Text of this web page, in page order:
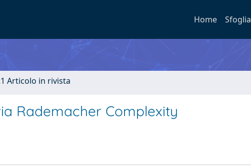
Home Sfoglia
Articolo in rivista
Rademacher Complexity